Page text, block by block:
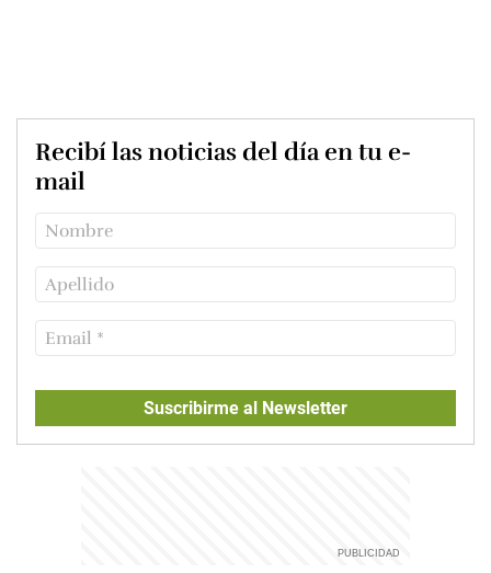
Recibí las noticias del día en tu e-
mail
Suscribirme al Newsletter